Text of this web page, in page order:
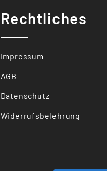
Rechtliches
Impressum
AGB
Datenschutz
Widerrufsbelehrung